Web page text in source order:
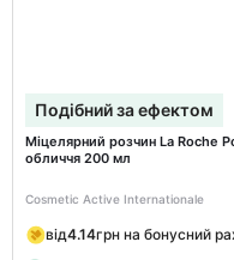
Подібний за ефектом
Міцелярний розчин La Roche
обличчя 200 мл
Cosmetic Active Internationale
від4.14грн на бонусний